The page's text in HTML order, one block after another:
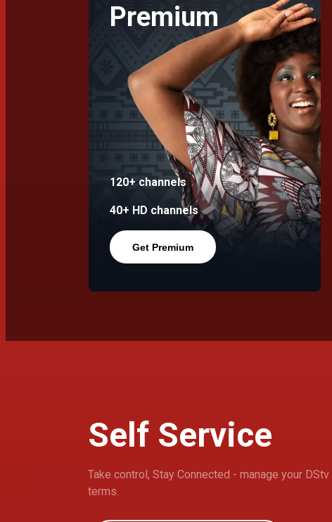
Premium
120+ channels
40+ HD channels
Get Premium
Self Service
Take control, Stay Connected - manage your
terms.